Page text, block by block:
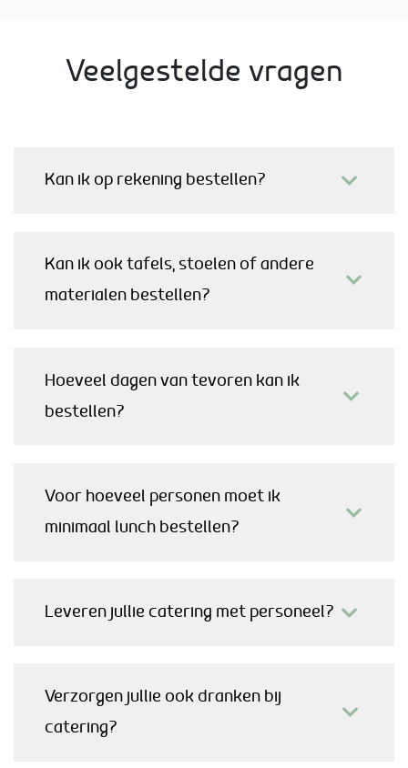
Veelgestelde vragen
Kan ik op rekening bestellen?
Kan ik ook tafels, stoelen of andere
materialen bestellen?
Hoeveel dagen van tevoren kan ik
bestellen?
Voor hoeveel personen moet ik
minimaal lunch bestellen?
Leveren jullie catering met personeel?
Verzorgen jullie ook dranken bij
catering?